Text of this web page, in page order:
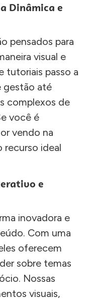
Dinâmica e
pensados para
visual e
tutoriais passo a
gestão até
complexos de
você é
vendo na
recurso ideal
e
inovadora e
Com uma
oferecem
sobre temas
Nossas
visuais,